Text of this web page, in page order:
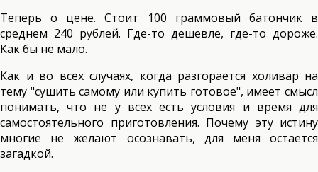
Теперь о цене. Стоит 100 граммовый батончик в
среднем 240 рублей. Где-то дешевле, где-то дороже.
Как бы не мало.
Как и во всех случаях, когда разгорается холивар на
тему "сушить самому или купить готовое", имеет смысл
понимать, что не у всех есть условия и время для
самостоятельного приготовления. Почему эту истину
многие не желают осознавать, для меня остается
загадкой.